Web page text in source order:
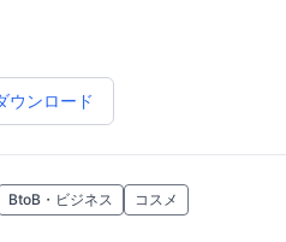
ウンロード
BtoB・ビジネス コスメ